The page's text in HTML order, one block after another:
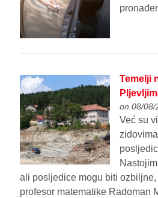
Temelji
on 08/08/
Već su
ali posljedice mogu biti
profesor matematike Radoman